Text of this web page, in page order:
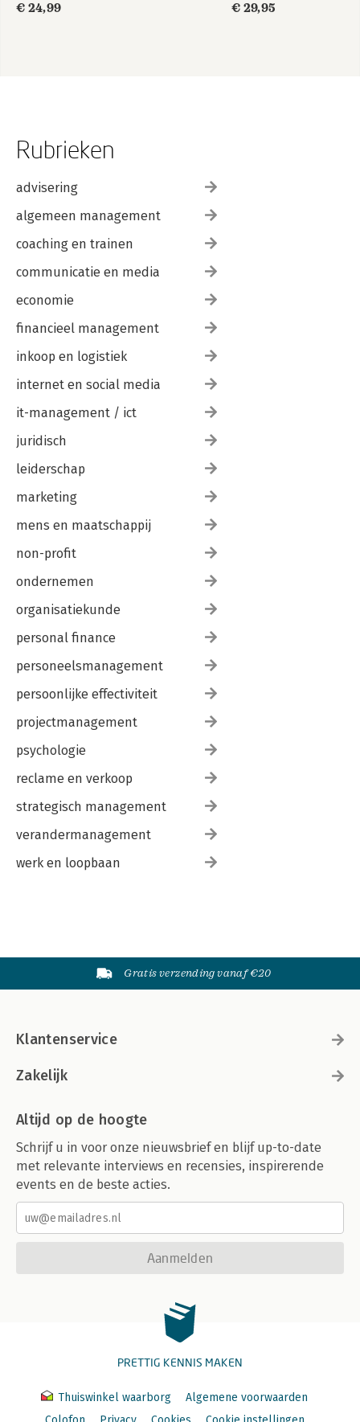
€ 24,99
€ 29,95
Rubrieken
advisering
algemeen management
coaching en trainen
communicatie en media
economie
financieel management
inkoop en logistiek
internet en social media
it-management / ict
juridisch
leiderschap
marketing
mens en maatschappij
non-profit
ondernemen
organisatiekunde
personal finance
personeelsmanagement
persoonlijke effectiviteit
projectmanagement
psychologie
reclame en verkoop
strategisch management
verandermanagement
werk en loopbaan
Gratis verzending vanaf €20
Klantenservice
Zakelijk
Altijd op de hoogte
Schrijf u in voor onze nieuwsbrief en blijf up-to-date
met relevante interviews en recensies, inspirerende
events en de beste acties.
Aanmelden
PRETTIG KENNIS MAKEN
Thuiswinkel waarborg
Algemene voorwaarden